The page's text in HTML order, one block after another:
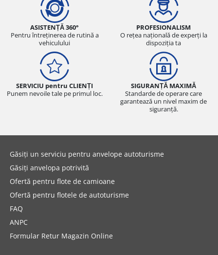
ASISTENȚĂ 360°
Pentru întreținerea de rutină a
vehiculului
PROFESIONALISM
O rețea națională de experți la
dispoziția ta
SERVICIU pentru CLIENȚI
Punem nevoile tale pe primul loc.
SIGURANȚĂ MAXIMĂ
Standarde de operare care
garantează un nivel maxim de
siguranță.
Găsiți un serviciu pentru anvelope autoturisme
Găsiți anvelopa potrivită
Ofertă pentru flote de camioane
Ofertă pentru flotele de autoturisme
FAQ
ANPC
Formular Retur Magazin Online